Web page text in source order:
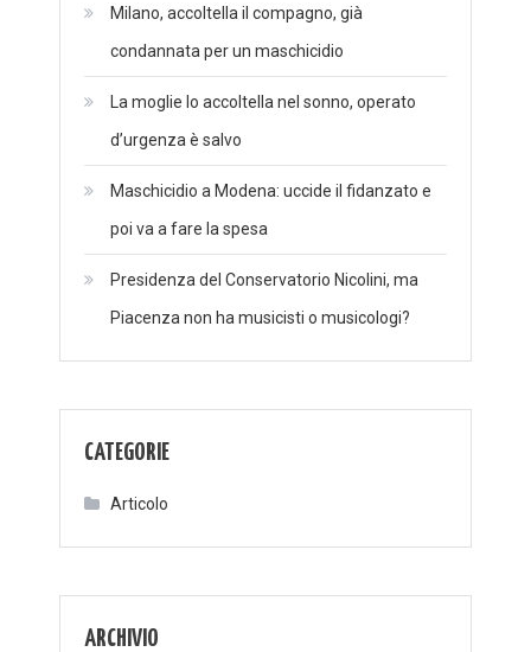
Milano, accoltella il compagno, già
condannata per un maschicidio
La moglie lo accoltella nel sonno, operato
d’urgenza è salvo
Maschicidio a Modena: uccide il fidanzato e
poi va a fare la spesa
Presidenza del Conservatorio Nicolini, ma
Piacenza non ha musicisti o musicologi?
CATEGORIE
Articolo
ARCHIVIO